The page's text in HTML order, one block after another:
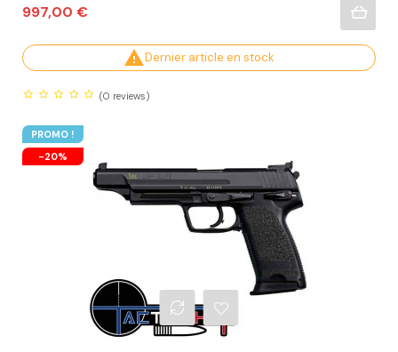
Prix
997,00 €
Dernier article en stock
(0 reviews)
PROMO !
-20%